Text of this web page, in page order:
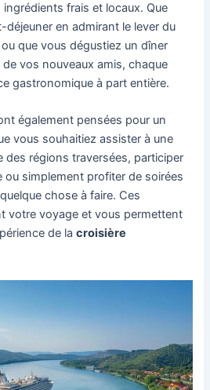
frais et locaux. Que
en admirant le lever du
ou que vous dégustiez un dîner
vos nouveaux amis, chaque
gastronomique à part entière.
également pensées pour un
vous souhaitiez assister à une
des régions traversées, participer
ou simplement profiter de soirées
chose à faire. Ces
votre voyage et vous permettent
de lacroisière